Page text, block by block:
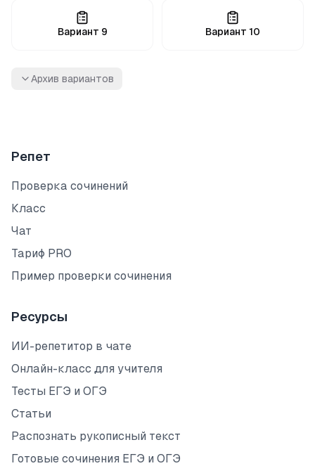
Вариант 9 Вариант 10
Архив вариантов
Репет
Проверка сочинений
Класс
Чат
Тариф PRO
Пример проверки сочинения
Ресурсы
ИИ-репетитор в чате
Онлайн-класс для учителя
Тесты ЕГЭ и ОГЭ
Статьи
Распознать рукописный текст
Готовые сочинения ЕГЭ и ОГЭ